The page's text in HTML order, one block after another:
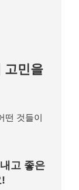
고민을
떤 것들이
고 좋은